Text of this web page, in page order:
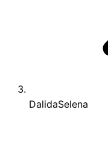
DalidaSelena